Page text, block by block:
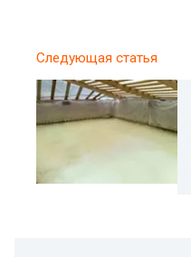
Следующая статья